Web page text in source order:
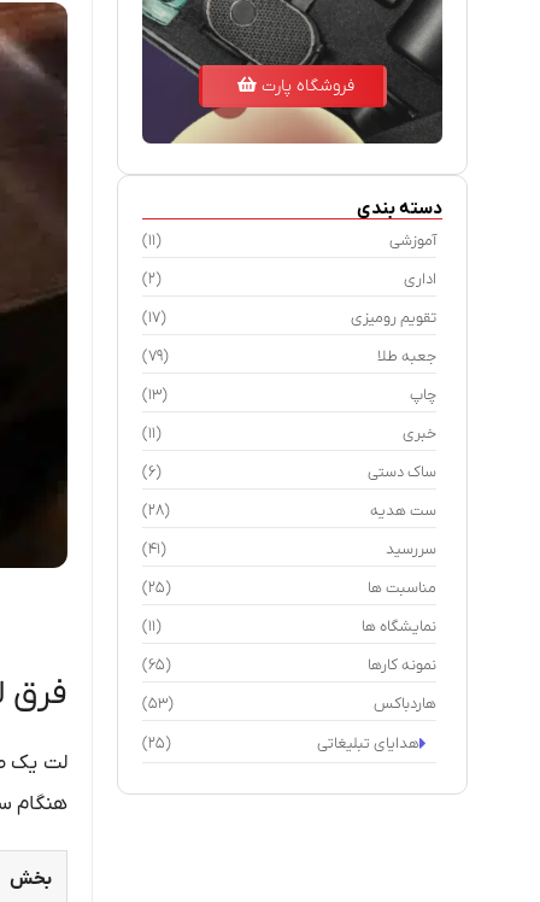
فروشگاه پارت
دسته بندی
آموزشی
(11)
اداری
(2)
تقویم رومیزی
(17)
جعبه طلا
(79)
چاپ
(13)
خبری
(11)
ساک دستی
(6)
ست هدیه
(28)
سررسید
(41)
مناسبت ها
(25)
نمایشگاه ها
(11)
نمونه کارها
(65)
هاردباکس
(53)
هدایای تبلیغاتی
(25)
فرق
لت یک
هنگام
بخش